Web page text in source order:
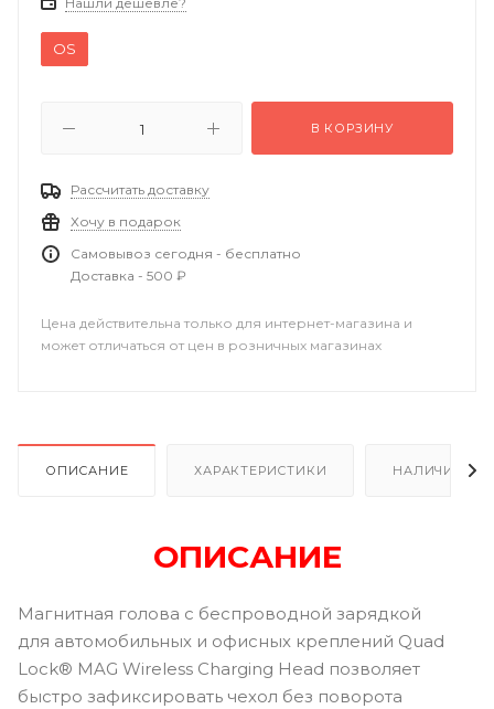
OS
В КОРЗИНУ
Рассчитать доставку
Хочу в подарок
Самовывоз сегодня - бесплатно
Доставка - 500 ₽
Цена действительна только для интернет-магазина и
может отличаться от цен в розничных магазинах
ОПИСАНИЕ ХАРАКТЕРИСТИКИ НАЛИЧИЕ
ОПИСАНИЕ
Магнитная голова с беспроводной зарядкой
для автомобильных и офисных креплений Quad
Lock® MAG Wireless Charging Head позволяет
быстро зафиксировать чехол без поворота